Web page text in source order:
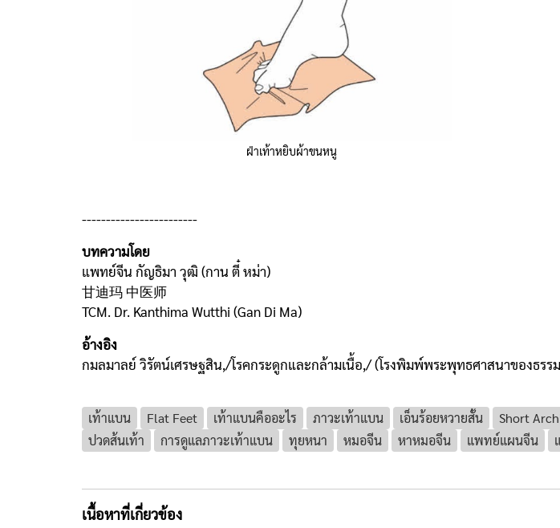
ฝ่าเท้าหยิบผ้าขนหนู
------------------------
บทความโดย
แพทย์จีน กัญธิมา วุฒิ (กาน ตี๋ หม่า)
甘迪玛 中医师
TCM. Dr. Kanthima Wutthi (Gan Di Ma)
อ้างอิง
กมลมาลย์ วิรัตน์เศรษฐสิน,/โรคกระดูกและกล้ามเนื้อ,/ (โรงพิมพ์พระพุทธศาสนาของธรร
เท้าแบน Flat Feet เท้าแบนคืออะไร ภาวะเท้าแบน เอ็นร้อยหวายสั้น Short
ปวดส้นเท้า
การดูแลภาวะเท้าแบน ทุยหนา หมอจีน หาหมอจีน แพทย์แผนจีน
เนื้อหาที่เกี่ยวข้อง